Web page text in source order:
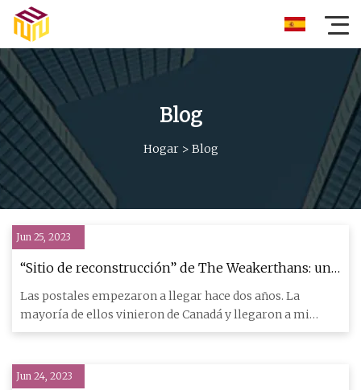
Blog
Hogar> Blog
Jun 25, 2023
“Sitio de reconstrucción” de The Weakerthans: una
retrospectiva de postal
Las postales empezaron a llegar hace dos años. La
mayoría de ellos vinieron de Canadá y llegaron a mi
apartamento en l
Jun 24, 2023